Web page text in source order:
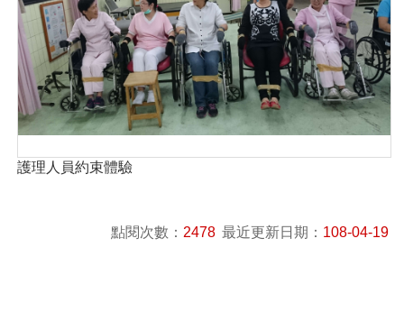
護理人員約束體驗
點閱次數： 2478 最近更新日期： 108-04-19